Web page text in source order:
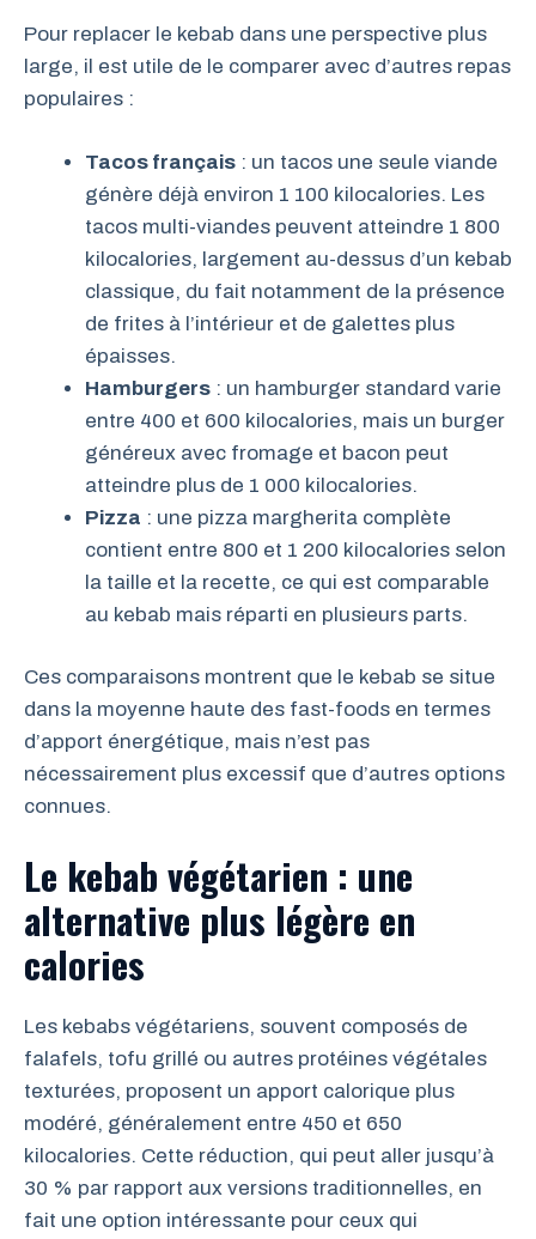
Pour replacer le kebab dans une perspective plus
large, il est utile de le comparer avec d’autres repas
populaires :
Tacos français : un tacos une seule viande
génère déjà environ 1 100 kilocalories. Les
tacos multi-viandes peuvent atteindre 1 800
kilocalories, largement au-dessus d’un kebab
classique, du fait notamment de la présence
de frites à l’intérieur et de galettes plus
épaisses.
Hamburgers : un hamburger standard varie
entre 400 et 600 kilocalories, mais un burger
généreux avec fromage et bacon peut
atteindre plus de 1 000 kilocalories.
Pizza : une pizza margherita complète
contient entre 800 et 1 200 kilocalories selon
la taille et la recette, ce qui est comparable
au kebab mais réparti en plusieurs parts.
Ces comparaisons montrent que le kebab se situe
dans la moyenne haute des fast-foods en termes
d’apport énergétique, mais n’est pas
nécessairement plus excessif que d’autres options
connues.
Le kebab végétarien : une
alternative plus légère en
calories
Les kebabs végétariens, souvent composés de
falafels, tofu grillé ou autres protéines végétales
texturées, proposent un apport calorique plus
modéré, généralement entre 450 et 650
kilocalories. Cette réduction, qui peut aller jusqu’à
30 % par rapport aux versions traditionnelles, en
fait une option intéressante pour ceux qui